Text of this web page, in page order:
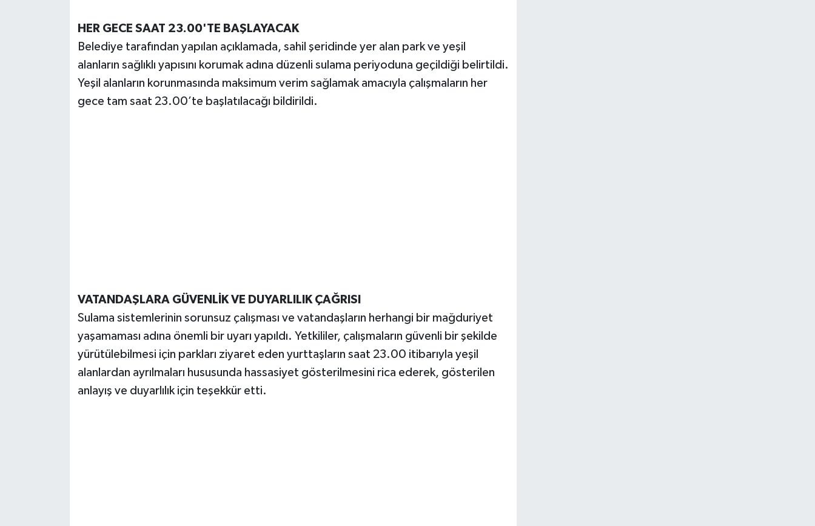
HER GECE SAAT 23.00'TE BAŞLAYACAK
Belediye tarafından yapılan açıklamada, sahil şeridinde yer alan park ve yeşil
alanların sağlıklı yapısını korumak adına düzenli sulama periyoduna geçildiği belirtildi.
Yeşil alanların korunmasında maksimum verim sağlamak amacıyla çalışmaların her
gece tam saat 23.00’te başlatılacağı bildirildi.
VATANDAŞLARA GÜVENLİK VE DUYARLILIK ÇAĞRISI
Sulama sistemlerinin sorunsuz çalışması ve vatandaşların herhangi bir mağduriyet
yaşamaması adına önemli bir uyarı yapıldı. Yetkililer, çalışmaların güvenli bir şekilde
yürütülebilmesi için parkları ziyaret eden yurttaşların saat 23.00 itibarıyla yeşil
alanlardan ayrılmaları hususunda hassasiyet gösterilmesini rica ederek, gösterilen
anlayış ve duyarlılık için teşekkür etti.